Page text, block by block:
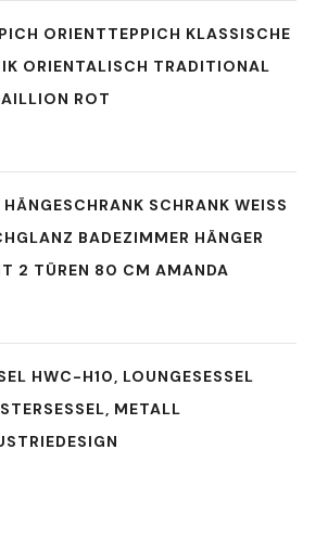
ORIENTTEPPICH KLASSISCHE
ORIENTALISCH TRADITIONAL
ROT
SCHRANK WEISS H
BADEZIMMER HÄNGER B
2 TÜREN 80 CM AMANDA
HWC-H10, LOUNGESESSEL
METALL